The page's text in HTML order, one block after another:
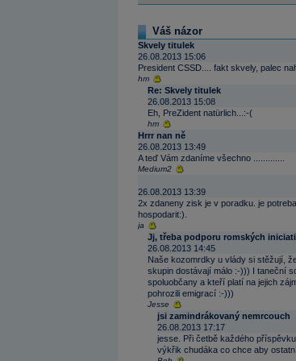
Váš názor
Skvely titulek
26.08.2013 15:06
President CSSD.... fakt skvely, palec
hm
Re: Skvely titulek
26.08.2013 15:08
Eh, PreZident natürlich...:-(
hm
Hrrr nan ně
26.08.2013 13:49
A teď Vám zdaníme všechno .............
Medium2
26.08.2013 13:39
2x zdaneny zisk je v poradku. je
hospodarit:).
ja
Jj, třeba podporu romských
26.08.2013 14:45
Naše kozomrdky u vlády si stěžují,
skupin dostávají málo :-))) I taneční
spoluobčany a kteří platí na jejich
pohrozili emigrací :-)))
Jesse
jsi zamindrákovaný nemrcouch
26.08.2013 17:17
jesse. Při četbě každého
výkřik chudáka co chce aby